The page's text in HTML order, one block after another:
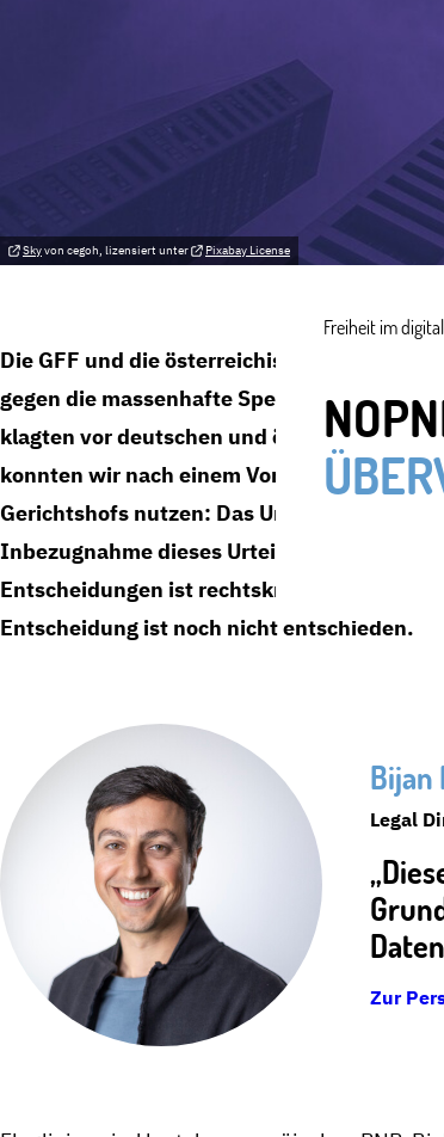
Skyvon cegoh, lizensiert unter Pixabay License
Freiheit im
Die GFF und die österreichische NGO
gegen die massenhafte Speicherung und
klagten vor deutschen und
konnten wir nach einem
Gerichtshofs nutzen: Das Urteil stärkte
Inbezugnahme dieses Urteils zwei Klagen
Entscheidungen ist rechtskräftig, über die
Entscheidung ist noch nicht entschieden.
Bijan
Legal
Zur